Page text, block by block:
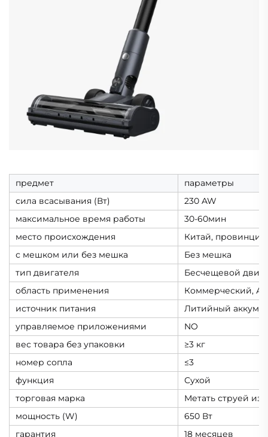
предмет
параметры
сила всасывания (Вт)
230 AW
максимальное время работы
30-60мин
место происхождения
Китай, провинция
с мешком или без мешка
Без мешка
тип двигателя
Бесчещевой
область применения
Коммерческий,
источник питания
Литийный
управляемое приложениями
NO
вес товара без упаковки
≥3 кг
номер сопла
≤3
функция
Сухой
торговая марка
Метать струей из
мощность (W)
650 Вт
гарантия
18 месяцев